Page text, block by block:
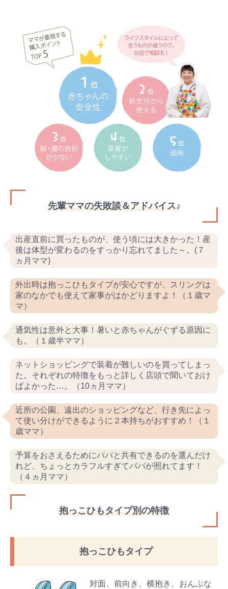
先輩ママの失敗談＆アドバイス♪
出産直前に買ったものが、使う頃には大きかった！産
後は体型が変わるのをすっかり忘れてました～。(７
ヵ月ママ)
外出時は抱っこひもタイプが安心ですが、スリングは
家のなかでも使えて家事がはかどりますよ！（１歳マ
マ）
通気性は意外と大事！暑いと赤ちゃんがぐずる原因に
も。（１歳半ママ）
ネットショッピングで装着が難しいのを買ってしまっ
た。それぞれの特徴をもっと詳しく店頭で聞いておけ
ばよかった…。（10ヵ月ママ）
近所の公園、遠出のショッピングなど、行き先によっ
て使い分けができるように２本持ちがおすすめ！（１
歳ママ）
予算をおさえるためにパパと共有できるのを選んだけ
れど、ちょっとカラフルすぎてパパが照れてます！
（４ヵ月ママ）
抱っこひもタイプ別の特徴
抱っこひもタイプ
対面、前向き、横抱き、おんぶな